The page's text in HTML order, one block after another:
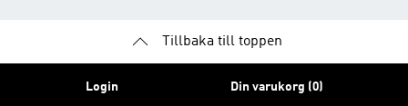
Tillbaka till toppen
Login Din varukorg (0)